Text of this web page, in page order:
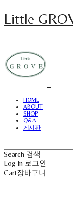
Little
HOME
ABOUT
SHOP
Q&A
게시판
Search 검색
Log In 로그인
Cart장바구니